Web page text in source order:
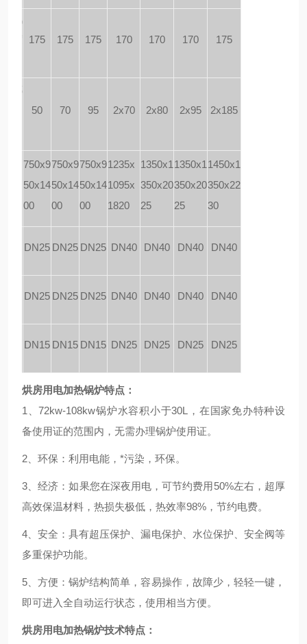
汽
175 175 175 170 170 170 175
截
50 70 95 2x70 2x80 2x95 2x185
750x9
50x14
00
750x9
50x14
00
750x9
50x14
00
1235x
1095x
1820
1350x1
350x20
25
1350x1
350x20
25
1450x1
350x22
30
DN25 DN25 DN25 DN40 DN40 DN40 DN40
DN25 DN25 DN25 DN40 DN40 DN40 DN40
DN15 DN15 DN15 DN25 DN25 DN25 DN25
烘房用电加热锅炉特点：
1、72kw-108kw锅炉水容积小于30L，在国家免办特种设
备使用证的范围内，无需办理锅炉使用证。
2、环保：利用电能，*污染，环保。
3、经济：如果您在深夜用电，可节约费用50%左右，超厚
高效保温材料，热损失极低，热效率98%，节约电费。
4、安全：具有超压保护、漏电保护、水位保护、安全阀等
多重保护功能。
5、方便：锅炉结构简单，容易操作，故障少，轻轻一键，
即可进入全自动运行状态，使用相当方便。
烘房用电加热锅炉技术特点：